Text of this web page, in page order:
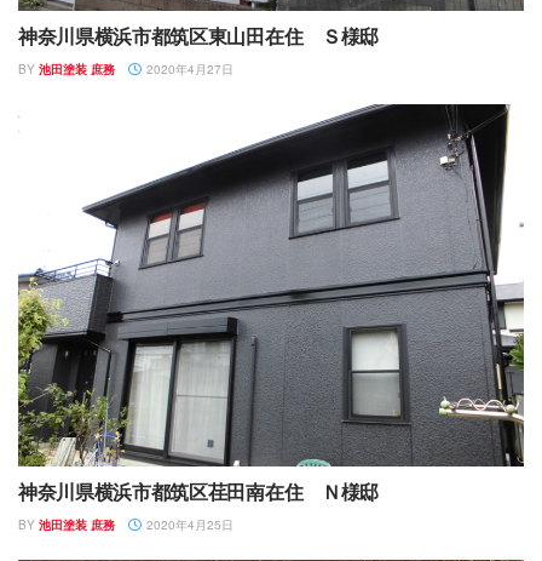
神奈川県横浜市都筑区東山田在住 Ｓ様邸
BY 池田塗装 庶務 2020年4月27日
神奈川県横浜市都筑区荏田南在住 Ｎ様邸
BY 池田塗装 庶務 2020年4月25日